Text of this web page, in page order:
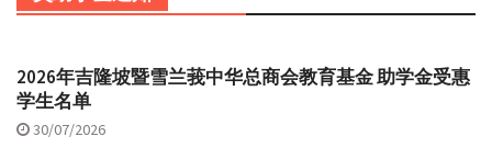
2026年吉隆坡暨雪兰莪中华总商会教育基金 助学金受惠
学生名单
30/07/2026